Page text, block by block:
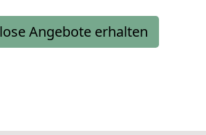
Angebote erhalten